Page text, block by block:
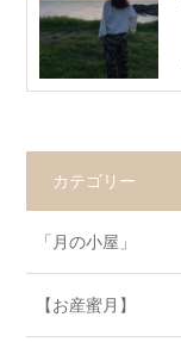
カテゴリー
「月の小屋」
【お産蜜月】